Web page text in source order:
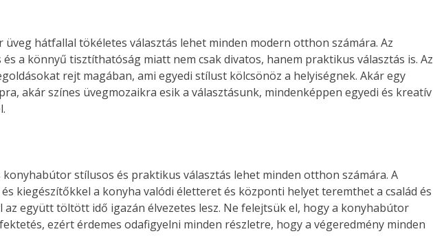
hátfallal tökéletes választás lehet minden modern otthon számára. Az
a könnyű tisztíthatóság miatt nem csak divatos, hanem praktikus választás is. Az
rejt magában, ami egyedi stílust kölcsönöz a helyiségnek. Akár egy
akár színes üvegmozaikra esik a választásunk, mindenképpen egyedi és kreatív
stílusos és praktikus választás lehet minden otthon számára. A
kiegészítőkkel a konyha valódi életteret és központi helyet teremthet a család és
az együtt töltött idő igazán élvezetes lesz. Ne felejtsük el, hogy a konyhabútor
ezért érdemes odafigyelni minden részletre, hogy a végeredmény minden